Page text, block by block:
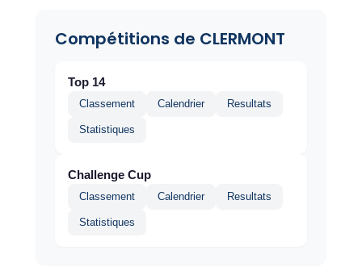
Compétitions de CLERMONT
Top 14
Classement Calendrier Resultats
Statistiques
Challenge Cup
Classement Calendrier Resultats
Statistiques